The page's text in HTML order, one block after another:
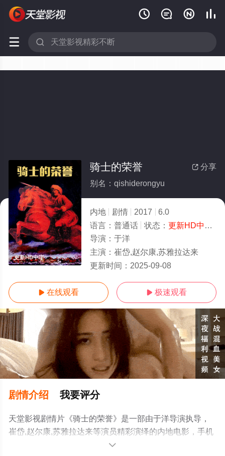
   
 
更新HD中字
 分享
骑士的荣誉
别名：qishiderongyu
内地 剧情 2017
6.0
语言： 普通话 状态： 更新HD中字/高清
导演： 于洋
主演： 崔岱,赵尔康,苏雅拉达来
更新时间： 2025-09-08
 在线观看  极速观看
剧情介绍 我要评分
天堂影视剧情片《骑士的荣誉》是一部由于洋导演执导，
崔岱,赵尔康,苏雅拉达来等演员精彩演绎的内地电影，手机
免费观看高清无删减完整版电影大全来上天堂电影网就够
